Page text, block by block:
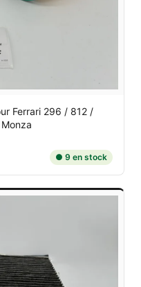
Ferrari 296 / 812 /
● 9 en stock